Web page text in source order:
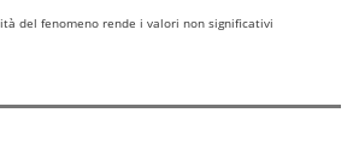
del fenomeno rende i valori non significativi